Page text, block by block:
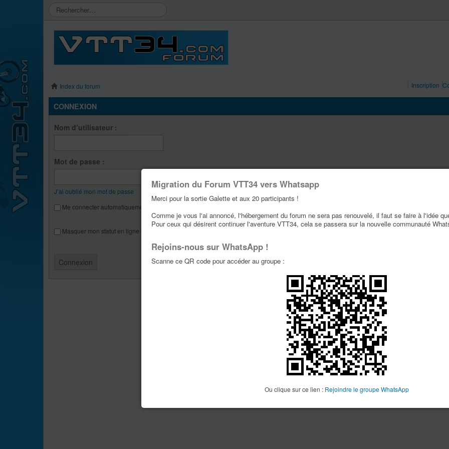
Migration du Forum VTT34 vers Whatsapp
Merci pour la sortie Galette et aux 20 participants !
Comme je vous l'ai annoncé, l'hébergement du forum ne sera pas renouvelé, il faut se faire à l'idée
Pour ceux qui désirent continuer l'aventure VTT34, cela se passera sur la nouvelle communauté
Rejoins-nous sur WhatsApp !
Scanne ce QR code pour accéder au groupe :
Ou clique sur ce lien : Rejoindre le groupe WhatsApp
Index du forum Inscription
CONNEXION
Nom d’utilisateur :
Mot de passe :
J’ai oublié mon mot de passe
Me connecter automatiquement lors de chaque visite
Masquer mon statut en ligne lors de cette session